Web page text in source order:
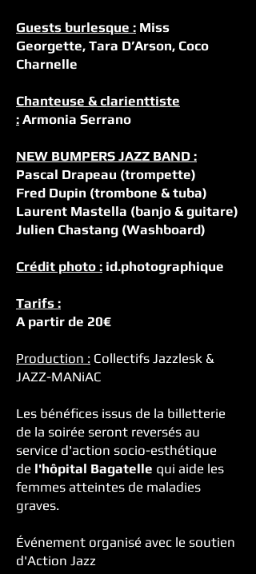
Guests burlesque : Miss
Georgette, Tara D’Arson, Coco
Charnelle
Chanteuse & clarienttiste
: Armonia Serrano
NEW BUMPERS JAZZ BAND :
Pascal Drapeau (trompette)
Fred Dupin (trombone & tuba)
Laurent Mastella (banjo & guitare)
Julien Chastang (Washboard)
Crédit photo : id.photographique
Tarifs :
A partir de 20€
Production : Collectifs Jazzlesk &
JAZZ-MANiAC
Les bénéfices issus de la billetterie
de la soirée seront reversés au
service d'action socio-esthétique
de l'hôpital Bagatelle qui aide les
femmes atteintes de maladies
graves.
Événement organisé avec le soutien
d'Action Jazz